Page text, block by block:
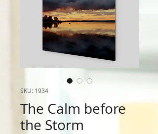
SKU: 1934
The Calm before
the Storm